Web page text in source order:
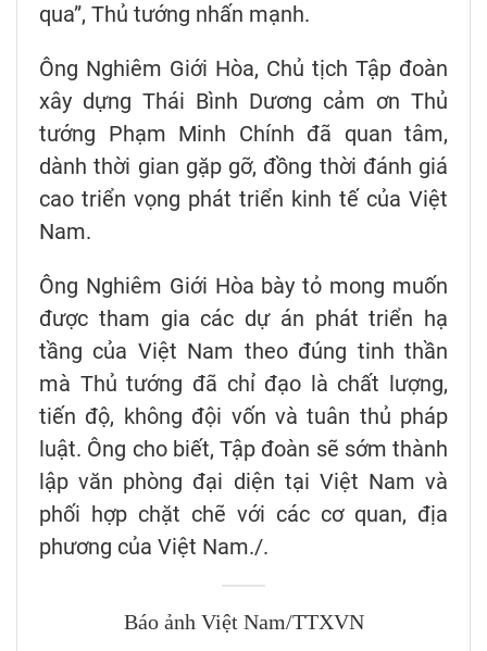
qua”, Thủ tướng nhấn mạnh.
Ông Nghiêm Giới Hòa, Chủ tịch Tập đoàn
xây dựng Thái Bình Dương cảm ơn Thủ
tướng Phạm Minh Chính đã quan tâm,
dành thời gian gặp gỡ, đồng thời đánh giá
cao triển vọng phát triển kinh tế của Việt
Nam.
Ông Nghiêm Giới Hòa bày tỏ mong muốn
được tham gia các dự án phát triển hạ
tầng của Việt Nam theo đúng tinh thần
mà Thủ tướng đã chỉ đạo là chất lượng,
tiến độ, không đội vốn và tuân thủ pháp
luật. Ông cho biết, Tập đoàn sẽ sớm thành
lập văn phòng đại diện tại Việt Nam và
phối hợp chặt chẽ với các cơ quan, địa
phương của Việt Nam./.
Báo ảnh Việt Nam/TTXVN